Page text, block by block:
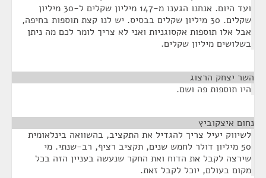
ועד היום. אנחנו הגענו מ-147 מיליון שקלים ל-30 מיליון
שקלים. 30 מיליון שקלים בבסיס. יש לנו קצת תוספות בחיפה,
אבל אלו תוספות אקסוגניות ואני לא צריך לומר לכם מה ניתן
בשלושים מיליון שקלים.
השר יצחק הרצוג
היו תוספות פה ושם.
נחום איצקוביץ
לשיווק יעיל צריך להגדיל את התקציב, בהשוואה בינלאומית
50 מיליון דולר לחמש שנים, תקציב רציף, רב-שנתי. מי
שירצה לקבל את הדוח ואת החקר שנעשה בעניין הזה בכל
מקום בעולם, יוכל לקבל זאת.